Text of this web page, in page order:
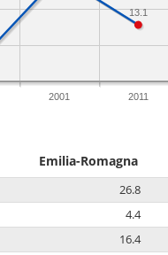
2001 2011
13.1
Emilia-Romagna
26.8
4.4
16.4